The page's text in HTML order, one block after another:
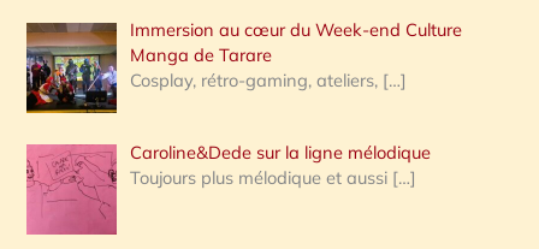
:
Immersion au cœur du Week-end Culture
Manga de Tarare
Cosplay, rétro-gaming, ateliers, […]
Caroline&Dede sur la ligne mélodique
Toujours plus mélodique et aussi […]